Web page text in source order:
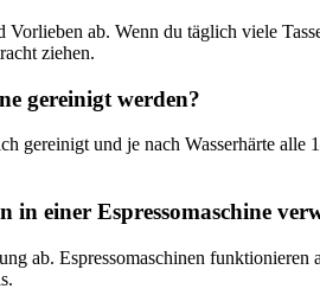
ab. Wenn du täglich viele
ziehen.
gereinigt werden?
gereinigt und je nach Wasserhärte
einer Espressomaschine
ab. Espressomaschinen